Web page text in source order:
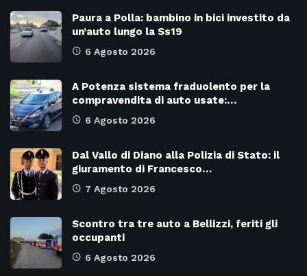
Paura a Polla: bambino in bici investito da
un’auto lungo la Ss19
6 Agosto 2026
A Potenza sistema fraduolento per la
compravendita di auto usate:…
6 Agosto 2026
Dal Vallo di Diano alla Polizia di Stato: il
giuramento di Francesco…
7 Agosto 2026
Scontro tra tre auto a Bellizzi, feriti gli
occupanti
6 Agosto 2026